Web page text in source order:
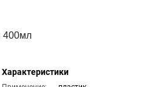
400мл
Характеристики